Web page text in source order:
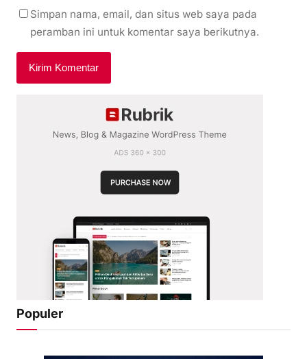
Simpan nama, email, dan situs web saya pada
peramban ini untuk komentar saya berikutnya.
Populer